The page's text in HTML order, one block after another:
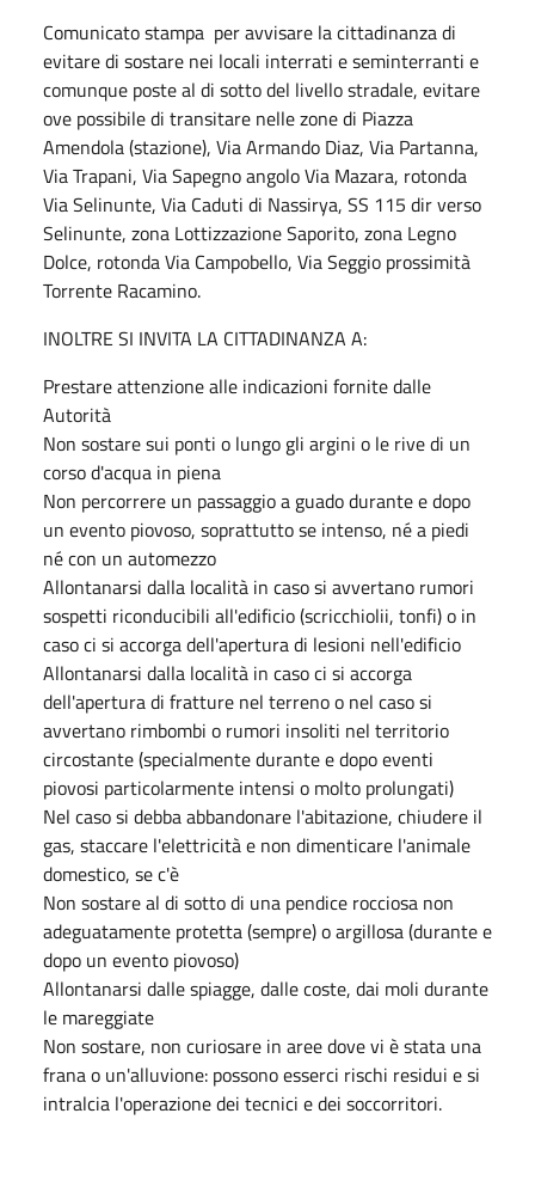
Comunicato stampa per avvisare la cittadinanza di
evitare di sostare nei locali interrati e seminterranti e
comunque poste al di sotto del livello stradale, evitare
ove possibile di transitare nelle zone di Piazza
Amendola (stazione), Via Armando Diaz, Via Partanna,
Via Trapani, Via Sapegno angolo Via Mazara, rotonda
Via Selinunte, Via Caduti di Nassirya, SS 115 dir verso
Selinunte, zona Lottizzazione Saporito, zona Legno
Dolce, rotonda Via Campobello, Via Seggio prossimità
Torrente Racamino.
INOLTRE SI INVITA LA CITTADINANZA A:
Prestare attenzione alle indicazioni fornite dalle
Autorità
Non sostare sui ponti o lungo gli argini o le rive di un
corso d'acqua in piena
Non percorrere un passaggio a guado durante e dopo
un evento piovoso, soprattutto se intenso, né a piedi
né con un automezzo
Allontanarsi dalla località in caso si avvertano rumori
sospetti riconducibili all'edificio (scricchiolii, tonfi) o in
caso ci si accorga dell'apertura di lesioni nell'edificio
Allontanarsi dalla località in caso ci si accorga
dell'apertura di fratture nel terreno o nel caso si
avvertano rimbombi o rumori insoliti nel territorio
circostante (specialmente durante e dopo eventi
piovosi particolarmente intensi o molto prolungati)
Nel caso si debba abbandonare l'abitazione, chiudere il
gas, staccare l'elettricità e non dimenticare l'animale
domestico, se c'è
Non sostare al di sotto di una pendice rocciosa non
adeguatamente protetta (sempre) o argillosa (durante e
dopo un evento piovoso)
Allontanarsi dalle spiagge, dalle coste, dai moli durante
le mareggiate
Non sostare, non curiosare in aree dove vi è stata una
frana o un'alluvione: possono esserci rischi residui e si
intralcia l'operazione dei tecnici e dei soccorritori.